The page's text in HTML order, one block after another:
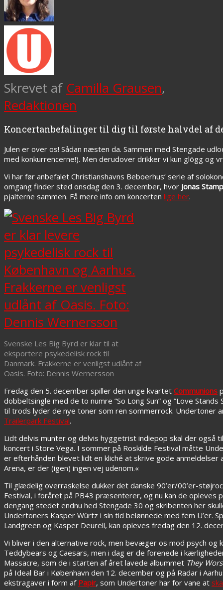
Skrevet af Camilla Grausen,
Redaktionen
Koncertanbefalinger til dig til første halvdel af
Julen er over os! Sådan næsten da. Sammen med Stengade
med konkurrencerne!). Men derudover drikker vi kun glögg
Vi har før anbefalet Christianshavns Beboerhus’ serie af
omgang finder sted onsdag den 3. december, hvor Jonas
pjalterne sammen. Få mere info om koncerten lige her.
Svenske Les Big Byrd er klar til at
eksportere psykedelisk rock til
Danmark. Frakkerne er venligst udlånt af
Oasis. Foto: Dennis Wernersson
Fredag den 5. december spiller den unge kvartet Communions
dobbeltsingle med de to numre ”So Long Sun” og ”Love
til trods lyder de nye toner som ren sommerrock. Undertoner
Trailerpark Festival.
Lidt delvis munter og delvis hyggetrist indiepop skal der også
koncert i Store Vega. I sommer på Roskilde Festival måtte
er efterhånden blevet lidt en kliché at skrive gode
Arena, er der (igen) ingen vej udenom.«
Til glædelig overraskelse dukker det danske 90’er/00’er-
Festival, i foråret på PB43 præsenterer, og nu kan de opleves
dengang stedet endnu hed Stengade 30 og skribenten her
Undertoners Kasper Würtz i sin tid belønnede med fem U’er.
Landgreen og Kasper Deurell, kan opleves fredag den 12.
Vi bliver i den alternative rock, men bevæger os mod psych og
Teddybears og Caesars, men i dag er de forenede i
Massacre, som de i starten af året lavede albummet They
på Ideal Bar i København den 12. december og på Radar i
ekstragaver i form af Papir, som Undertoner har for vane at